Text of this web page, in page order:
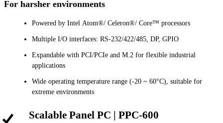
For harsher environments
Powered by Intel Atom®/ Celeron®/ Core™ processors
Multiple I/O interfaces: RS-232/422/485, DP, GPIO
Expandable with PCI/PCIe and M.2 for flexible industrial
applications
Wide operating temperature range (-20 ~ 60°C), suitable for
extreme environments
Scalable Panel PC | PPC-600